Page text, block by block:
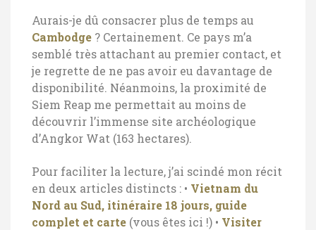
Aurais-je dû consacrer plus de temps au
Cambodge ? Certainement. Ce pays m’a
semblé très attachant au premier contact, et
je regrette de ne pas avoir eu davantage de
disponibilité. Néanmoins, la proximité de
Siem Reap me permettait au moins de
découvrir l’immense site archéologique
d’Angkor Wat (163 hectares).
Pour faciliter la lecture, j’ai scindé mon récit
en deux articles distincts : • Vietnam du
Nord au Sud, itinéraire 18 jours, guide
complet et carte (vous êtes ici !) • Visiter